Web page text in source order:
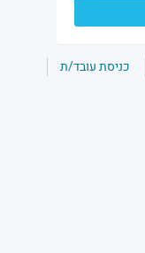
כניסת עובד/ת